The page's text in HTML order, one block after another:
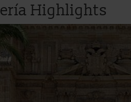
Highlights